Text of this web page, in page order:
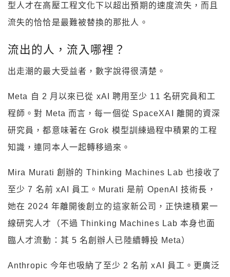
型人才在高壓工程文化下以超出預期的速度流失，而且
流失的恰恰是最難被替換的那批人。
流出的人，流入哪裡？
出走潮的最大受益者，數字說得很清楚。
Meta 自 2 月以來已從 xAI 聘用至少 11 名研究員和工
程師。對 Meta 而言，每一個從 SpaceXAI 離開的資深
研究員，都意味著在 Grok 模型訓練過程中積累的工程
知識，連同本人一起轉移過來。
Mira Murati 創辦的 Thinking Machines Lab 也接收了
至少 7 名前 xAI 員工。Murati 是前 OpenAI 技術長，
她在 2024 年離開後創立的這家新公司，正快速積累一
線研究人才（不過 Thinking Machines Lab 本身也面
臨人才流動：其 5 名創辦人已陸續轉投 Meta）
Anthropic 今年也吸納了至少 2 名前 xAI 員工。更廣泛